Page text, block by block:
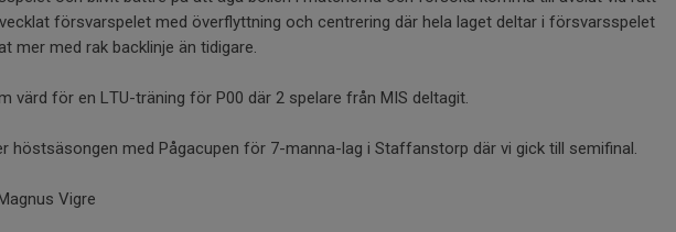
försvarspelet med överflyttning och centrering där hela laget deltar i försvarsspelet
mer med rak backlinje än tidigare.
värd för en LTU-träning för P00 där 2 spelare från MIS deltagit.
höstsäsongen med Pågacupen för 7-manna-lag i Staffanstorp där vi gick till semifinal.
Vigre